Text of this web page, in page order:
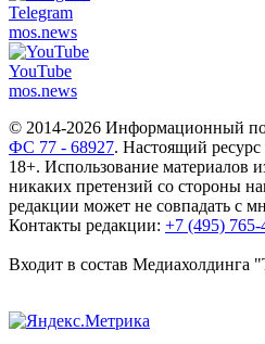
Telegram
mos.news
YouTube
mos.news
© 2014-2026 Информационный
ФС 77 - 68927. Настоящий
18+. Использование материалов
никаких претензий со стороны
редакции может не совпадать с
Контакты редакции: +7 (495) 765-
Входит в состав